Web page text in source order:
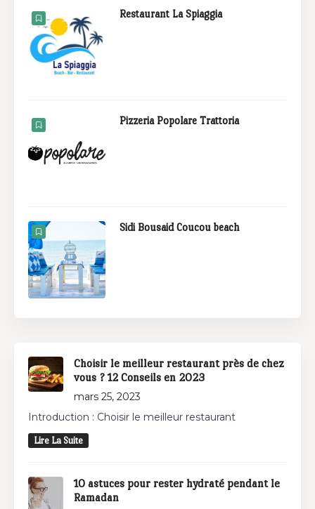
Restaurant La Spiaggia
Pizzeria Popolare Trattoria
Sidi Bousaid Coucou beach
Choisir le meilleur restaurant près de chez
vous ? 12 Conseils en 2023
mars 25, 2023
Introduction : Choisir le meilleur restaurant
Lire La Suite
10 astuces pour rester hydraté pendant le
Ramadan